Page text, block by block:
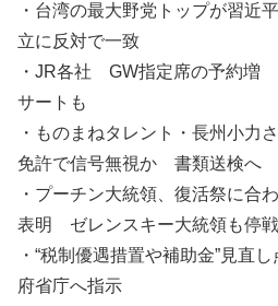
・台湾の最大野党トップが習
立に反対で一致
・JR各社 GW指定席の予約増
サートも
・ものまねタレント・長州小
免許で信号無視か 書類送検へ
・プーチン大統領、復活祭に合
表明 ゼレンスキー大統領も停戦
・“税制優遇措置や補助金”見直
府省庁へ指示